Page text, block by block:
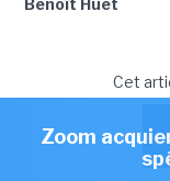
Benoît Huet
Cet
Zoom